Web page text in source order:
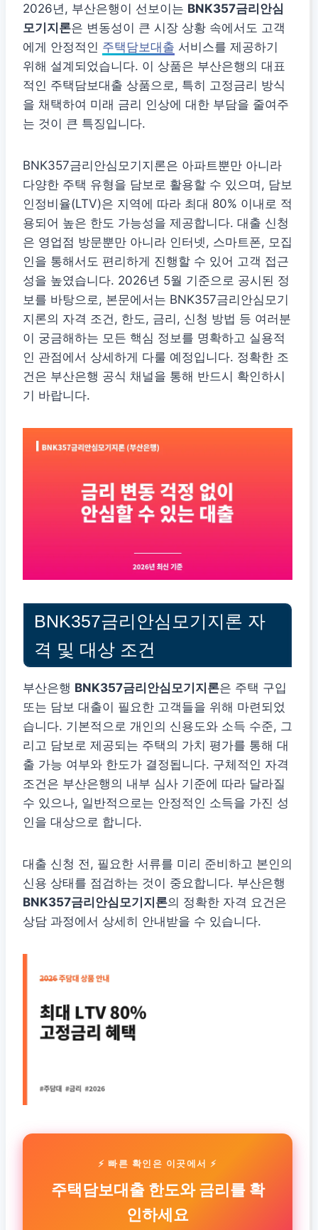
2026년, 부산은행이 선보이는 BNK357금리안심
모기지론은 변동성이 큰 시장 상황 속에서도 고객
에게 안정적인 주택담보대출 서비스를 제공하기
위해 설계되었습니다. 이 상품은 부산은행의 대표
적인 주택담보대출 상품으로, 특히 고정금리 방식
을 채택하여 미래 금리 인상에 대한 부담을 줄여주
는 것이 큰 특징입니다.
BNK357금리안심모기지론은 아파트뿐만 아니라
다양한 주택 유형을 담보로 활용할 수 있으며, 담보
인정비율(LTV)은 지역에 따라 최대 80% 이내로 적
용되어 높은 한도 가능성을 제공합니다. 대출 신청
은 영업점 방문뿐만 아니라 인터넷, 스마트폰, 모집
인을 통해서도 편리하게 진행할 수 있어 고객 접근
성을 높였습니다. 2026년 5월 기준으로 공시된 정
보를 바탕으로, 본문에서는 BNK357금리안심모기
지론의 자격 조건, 한도, 금리, 신청 방법 등 여러분
이 궁금해하는 모든 핵심 정보를 명확하고 실용적
인 관점에서 상세하게 다룰 예정입니다. 정확한 조
건은 부산은행 공식 채널을 통해 반드시 확인하시
기 바랍니다.
BNK357금리안심모기지론 자
격 및 대상 조건
부산은행 BNK357금리안심모기지론은 주택 구입
또는 담보 대출이 필요한 고객들을 위해 마련되었
습니다. 기본적으로 개인의 신용도와 소득 수준, 그
리고 담보로 제공되는 주택의 가치 평가를 통해 대
출 가능 여부와 한도가 결정됩니다. 구체적인 자격
조건은 부산은행의 내부 심사 기준에 따라 달라질
수 있으나, 일반적으로는 안정적인 소득을 가진 성
인을 대상으로 합니다.
대출 신청 전, 필요한 서류를 미리 준비하고 본인의
신용 상태를 점검하는 것이 중요합니다. 부산은행
BNK357금리안심모기지론의 정확한 자격 요건은
상담 과정에서 상세히 안내받을 수 있습니다.
⚡ 빠른 확인은 이곳에서 ⚡
주택담보대출 한도와 금리를 확
인하세요